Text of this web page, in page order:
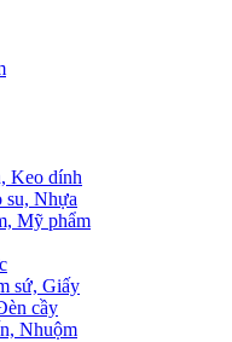
Keo dính
su, Nhựa
Mỹ phẩm
sứ, Giấy
cầy
Nhuộm